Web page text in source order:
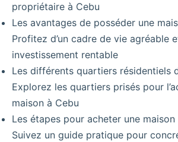
propriétaire à Cebu
Les avantages de posséder une
Profitez d’un cadre de vie agréable
investissement rentable
Les différents quartiers résidentiels
Explorez les quartiers prisés pour
maison à Cebu
Les étapes pour acheter une maison
Suivez un guide pratique pour